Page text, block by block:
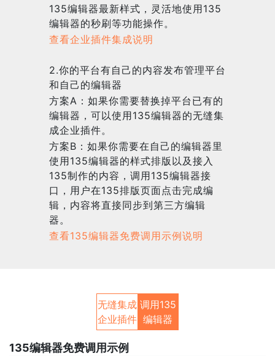
135编辑器最新样式，灵活地使用135
编辑器的秒刷等功能操作。
查看企业插件集成说明
2.你的平台有自己的内容发布管理平台
和自己的编辑器
方案A：如果你需要替换掉平台已有的
编辑器，可以使用135编辑器的无缝集
成企业插件。
方案B：如果你需要在自己的编辑器里
使用135编辑器的样式排版以及接入
135制作的内容，调用135编辑器接
口，用户在135排版页面点击完成编
辑，内容将直接同步到第三方编辑
器。
查看135编辑器免费调用示例说明
无缝集成
企业插件
调用135
编辑器
135编辑器免费调用示例